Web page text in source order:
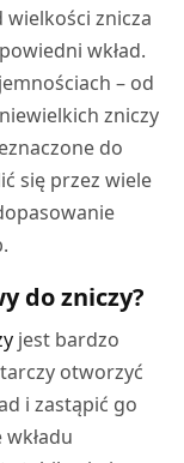
wielkości znicza
wkład.
– od
zniczy
do
się przez wiele
do zniczy?
jest bardzo
otworzyć
i zastąpić go